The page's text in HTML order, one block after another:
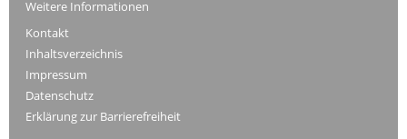
Weitere Informationen
Kontakt
Inhaltsverzeichnis
Impressum
Datenschutz
Erklärung zur Barrierefreiheit